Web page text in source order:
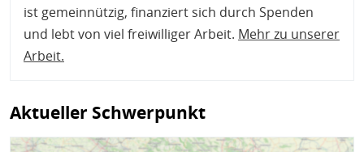
ist gemeinnützig, finanziert sich durch Spenden
und lebt von viel freiwilliger Arbeit. Mehr zu unserer
Arbeit.
Aktueller Schwerpunkt
Bild